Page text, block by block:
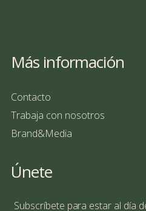
Más información
Contacto
Trabaja con nosotros
Brand&Media
Únete
Subscríbete para estar al día